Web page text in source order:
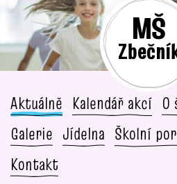
MŠ
Aktuálně Kalendář akcí O
Galerie Jídelna Školní
Kontakt